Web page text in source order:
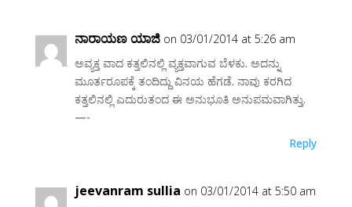
ನಾರಾಯಣ ಯಾಜಿ on 03/01/2014 at 5:26 am
ಅವ್ಯಕ್ತ ವಾದ ಕತ್ತಲಿನಲ್ಲಿ ವ್ಯಕ್ತವಾಗುವ ಬೆಳಕು. ಅದನ್ನು
ಮೂರ್ತರೂಪಕ್ಕೆ ತಂದಿದ್ದು ವಿನಯ ಹೆಗಡೆ. ನಾವು ಕರಗಿದ
ಕತ್ತಲಿನಲ್ಲಿ ಎದುರುತಂದ ಈ ಅನುಭೂತಿ ಅನುಪಮವಾಗಿತ್ತು.
—-
Reply
jeevanram sullia on 03/01/2014 at 5:50 am